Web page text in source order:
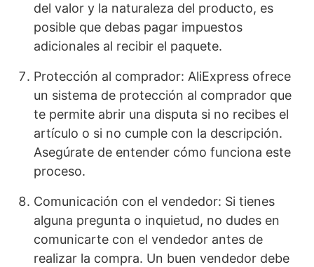
del valor y la naturaleza del producto, es
posible que debas pagar impuestos
adicionales al recibir el paquete.
Protección al comprador: AliExpress ofrece
un sistema de protección al comprador que
te permite abrir una disputa si no recibes el
artículo o si no cumple con la descripción.
Asegúrate de entender cómo funciona este
proceso.
Comunicación con el vendedor: Si tienes
alguna pregunta o inquietud, no dudes en
comunicarte con el vendedor antes de
realizar la compra. Un buen vendedor debe